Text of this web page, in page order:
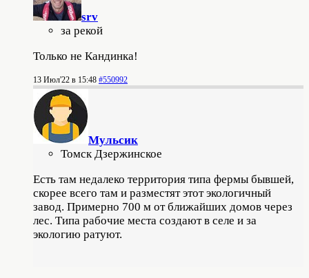
srv
за рекой
Только не Кандинка!
13 Июл'22 в 15:48 #550992
Мульсик
Томск Дзержинское
Есть там недалеко территория типа фермы бывшей,
скорее всего там и разместят этот экологичный
завод. Примерно 700 м от ближайших домов через
лес. Типа рабочие места создают в селе и за
экологию ратуют.